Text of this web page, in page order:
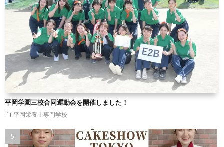
平岡学園三校合同運動会を開催しました！
平岡栄養士専門学校